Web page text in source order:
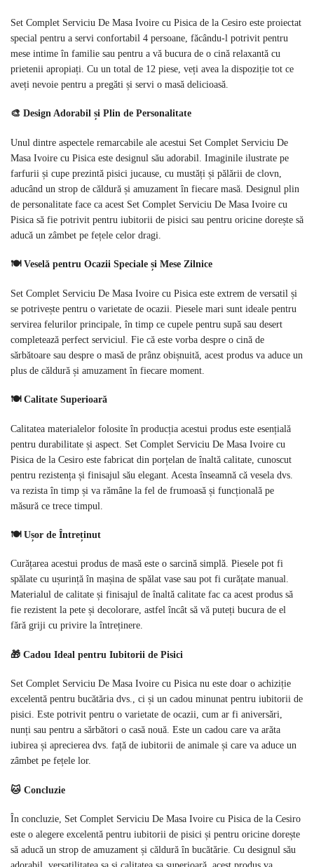
Set Complet Serviciu De Masa Ivoire cu Pisica de la Cesiro este proiectat
special pentru a servi confortabil 4 persoane, făcându-l potrivit pentru
mese intime în familie sau pentru a vă bucura de o cină relaxantă cu
prietenii apropiați. Cu un total de 12 piese, veți avea la dispoziție tot ce
aveți nevoie pentru a pregăti și servi o masă delicioasă.
🎨 Design Adorabil și Plin de Personalitate
Unul dintre aspectele remarcabile ale acestui Set Complet Serviciu De
Masa Ivoire cu Pisica este designul său adorabil. Imaginile ilustrate pe
farfurii și cupe prezintă pisici jucause, cu mustăți și pălării de clovn,
aducând un strop de căldură și amuzament în fiecare masă. Designul plin
de personalitate face ca acest Set Complet Serviciu De Masa Ivoire cu
Pisica să fie potrivit pentru iubitorii de pisici sau pentru oricine dorește să
aducă un zâmbet pe fețele celor dragi.
🍽️ Veselă pentru Ocazii Speciale și Mese Zilnice
Set Complet Serviciu De Masa Ivoire cu Pisica este extrem de versatil și
se potrivește pentru o varietate de ocazii. Piesele mari sunt ideale pentru
servirea felurilor principale, în timp ce cupele pentru supă sau desert
completează perfect serviciul. Fie că este vorba despre o cină de
sărbătoare sau despre o masă de prânz obișnuită, acest produs va aduce un
plus de căldură și amuzament în fiecare moment.
🍽️ Calitate Superioară
Calitatea materialelor folosite în producția acestui produs este esențială
pentru durabilitate și aspect. Set Complet Serviciu De Masa Ivoire cu
Pisica de la Cesiro este fabricat din porțelan de înaltă calitate, cunoscut
pentru rezistența și finisajul său elegant. Acesta înseamnă că vesela dvs.
va rezista în timp și va rămâne la fel de frumoasă și funcțională pe
măsură ce trece timpul.
🍽️ Ușor de Întreținut
Curățarea acestui produs de masă este o sarcină simplă. Piesele pot fi
spălate cu ușurință în mașina de spălat vase sau pot fi curățate manual.
Materialul de calitate și finisajul de înaltă calitate fac ca acest produs să
fie rezistent la pete și decolorare, astfel încât să vă puteți bucura de el
fără griji cu privire la întreținere.
🎁 Cadou Ideal pentru Iubitorii de Pisici
Set Complet Serviciu De Masa Ivoire cu Pisica nu este doar o achiziție
excelentă pentru bucătăria dvs., ci și un cadou minunat pentru iubitorii de
pisici. Este potrivit pentru o varietate de ocazii, cum ar fi aniversări,
nunți sau pentru a sărbători o casă nouă. Este un cadou care va arăta
iubirea și aprecierea dvs. față de iubitorii de animale și care va aduce un
zâmbet pe fețele lor.
🐱 Concluzie
În concluzie, Set Complet Serviciu De Masa Ivoire cu Pisica de la Cesiro
este o alegere excelentă pentru iubitorii de pisici și pentru oricine dorește
să aducă un strop de amuzament și căldură în bucătărie. Cu designul său